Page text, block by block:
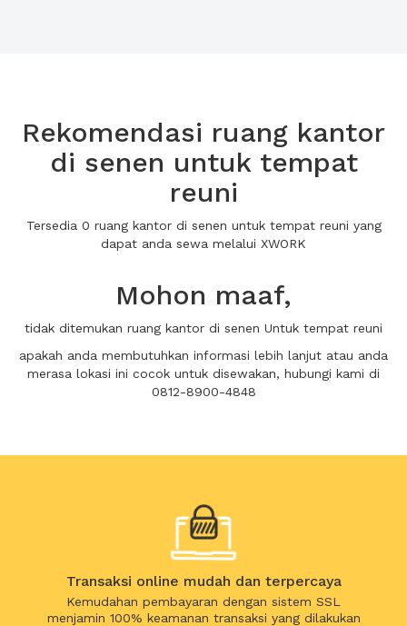
Rekomendasi ruang kantor
di senen untuk tempat
reuni
Tersedia 0 ruang kantor di senen untuk tempat reuni yang
dapat anda sewa melalui XWORK
Mohon maaf,
tidak ditemukan ruang kantor di senen Untuk tempat reuni
apakah anda membutuhkan informasi lebih lanjut atau anda
merasa lokasi ini cocok untuk disewakan, hubungi kami di
0812-8900-4848
Transaksi online mudah dan terpercaya
Kemudahan pembayaran dengan sistem SSL
menjamin 100% keamanan transaksi yang dilakukan